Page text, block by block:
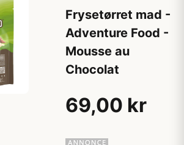
Frysetørret mad -
Adventure Food -
Mousse au
Chocolat
69,00 kr